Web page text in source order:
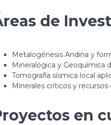
de
Metalogénesis Andina y
Mineralógica y Geoquímica
Tomografía sísmica local
Minerales críticos y
en